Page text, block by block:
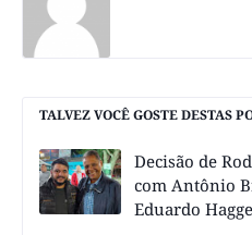
TALVEZ VOCÊ GOSTE DESTAS
Decisão de
com Antônio
Eduardo Hagge